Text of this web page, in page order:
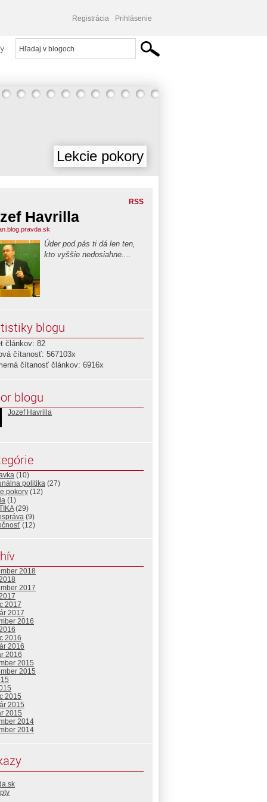
Registrácia Prihlásenie
Lekcie pokory
RSS
Havrilla
Úder pod pás ti dá len ten,
kto vyššie nedosiahne....
blogu
článkov: 82
čítanosť: 567103x
čítanosť článkov: 6916x
blogu
Jozef Havrilla
(10)
politika (27)
pokory (12)
(1)
(29)
(9)
(12)
2018
2017
2017
2017
2016
2016
2016
2016
2015
2015
2015
2015
2015
2014
2014